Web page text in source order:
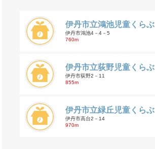
伊丹市立鴻池児童くらぶ
伊丹市鴻池4－4－5
760m
伊丹市立荻野児童くらぶ
伊丹市荻野2－11
855m
伊丹市立緑丘児童くらぶ
伊丹市高台2－14
970m